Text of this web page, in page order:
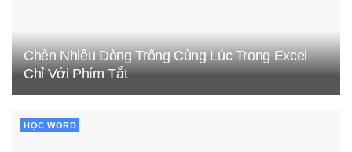
Chèn Nhiều Dòng Trống Cùng Lúc Trong Excel
Chỉ Với Phím Tắt
HỌC WORD